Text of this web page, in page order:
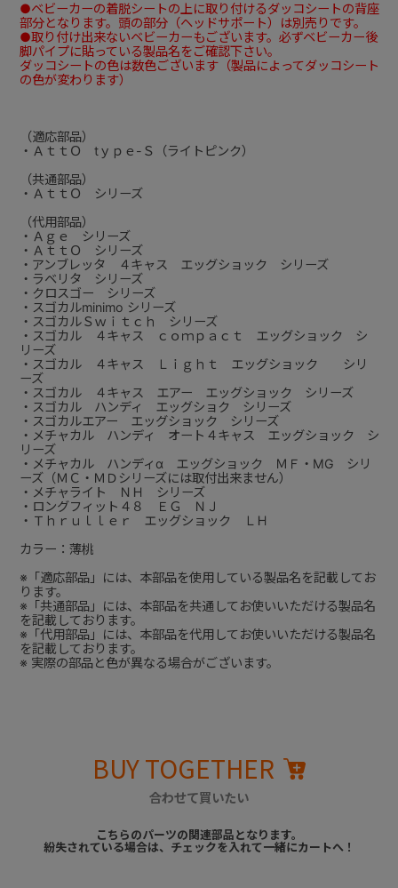
●ベビーカーの着脱シートの上に取り付けるダッコシートの背座
部分となります。頭の部分（ヘッドサポート）は別売りです。
●取り付け出来ないベビーカーもございます。必ずベビーカー後
脚パイプに貼っている製品名をご確認下さい。
ダッコシートの色は数色ございます（製品によってダッコシート
の色が変わります）
（適応部品）
・ＡｔｔＯ tｙｐｅ-Ｓ（ライトピンク）
（共通部品）
・ＡｔｔＯ シリーズ
（代用部品）
・Ａｇｅ シリーズ
・ＡｔｔＯ シリーズ
・アンブレッタ ４キャス エッグショック シリーズ
・ラベリタ シリーズ
・クロスゴー シリーズ
・スゴカルminimo シリーズ
・スゴカルＳｗｉｔｃｈ シリーズ
・スゴカル ４キャス ｃｏｍｐａｃｔ エッグショック シ
リーズ
・スゴカル ４キャス Ｌｉｇｈｔ エッグショック シリ
ーズ
・スゴカル ４キャス エアー エッグショック シリーズ
・スゴカル ハンディ エッグショク シリーズ
・スゴカルエアー エッグショック シリーズ
・メチャカル ハンディ オート４キャス エッグショック シ
リーズ
・メチャカル ハンディα エッグショック ＭＦ・MG シリ
ーズ（ＭＣ・ＭＤシリーズには取付出来ません）
・メチャライト ＮＨ シリーズ
・ロングフィット４８ ＥＧ ＮＪ
・Ｔｈｒｕｌｌｅｒ エッグショック ＬＨ
カラー：薄桃
※「適応部品」には、本部品を使用している製品名を記載してお
ります。
※「共通部品」には、本部品を共通してお使いいただける製品名
を記載しております。
※「代用部品」には、本部品を代用してお使いいただける製品名
を記載しております。
※ 実際の部品と色が異なる場合がございます。
BUY TOGETHER
合わせて買いたい
こちらのパーツの関連部品となります。
紛失されている場合は、チェックを入れて一緒にカートへ！